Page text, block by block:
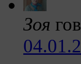
Зоя